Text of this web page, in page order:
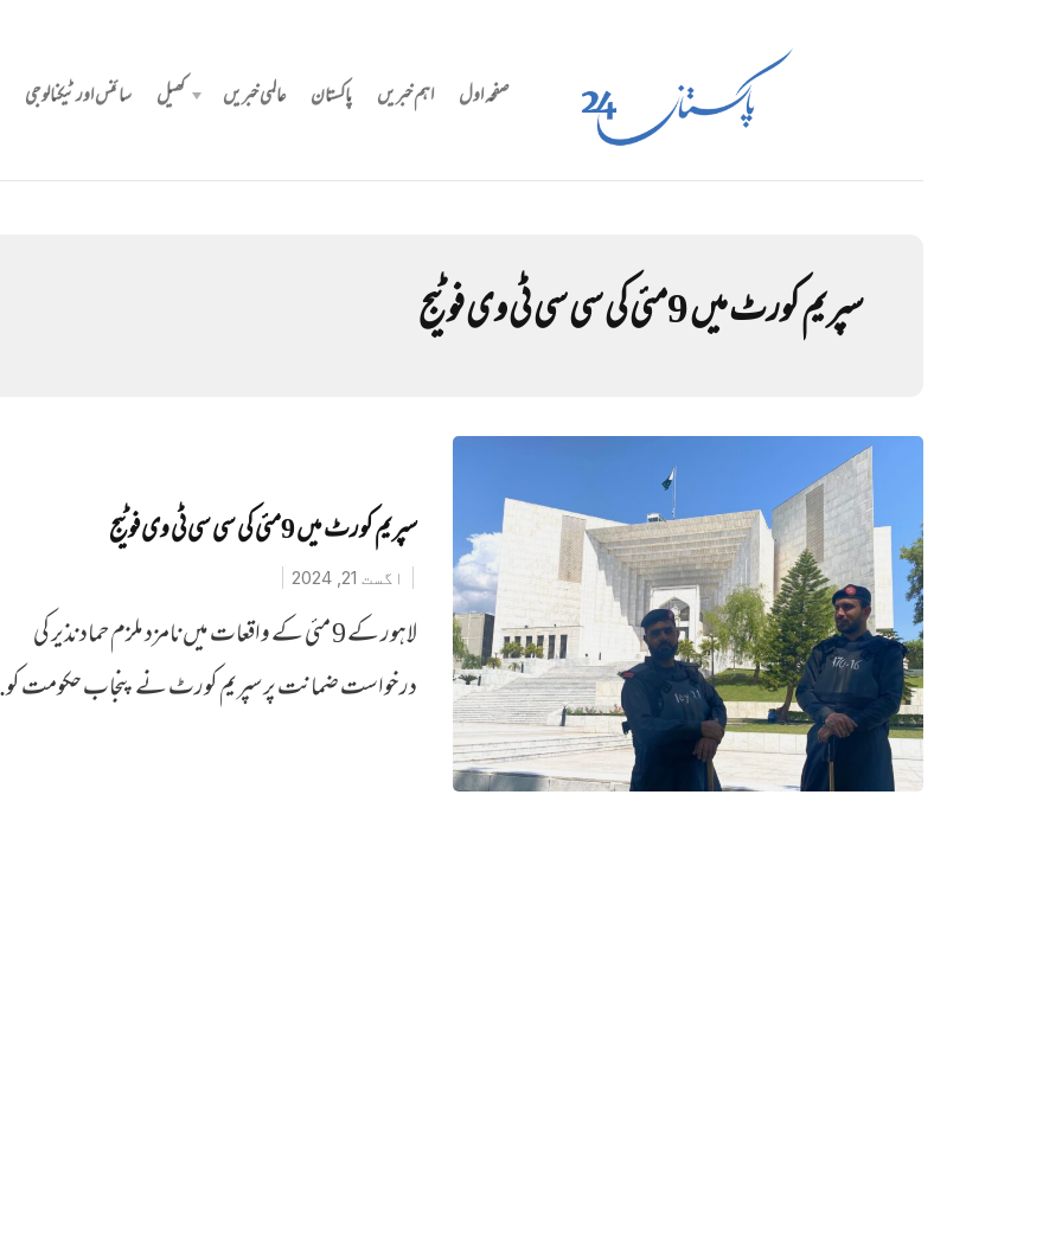
صفحہ اول اہم خبریں پاکستان عالمی خبریں کھیل سائنس اور ٹیکنالوجی
سپریم کورٹ میں 9مئی کی سی سی ٹی وی فوٹیج
سپریم کورٹ میں 9مئی کی سی سی ٹی وی فوٹیج
اگست 21, 2024
لاہور کے 9 مئی کے واقعات میں نامزد ملزم حماد نذیر کی
درخواست ضمانت پر سپریم کورٹ نے پنجاب حکومت